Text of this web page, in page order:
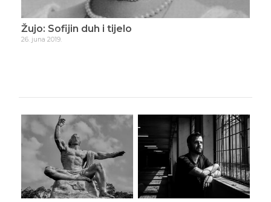
Žujo: Sofijin duh i tijelo
26. juna 2019.